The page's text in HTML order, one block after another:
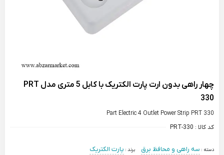
چهار راهی بدون ارت پارت الکتریک با کابل 5 متری مدل PRT
330
Part Electric 4 Outlet Power Strip PRT 330
کد کالا : PRT-330
دسته : سه راهی و محافظ برق برند : پارت الکتریک